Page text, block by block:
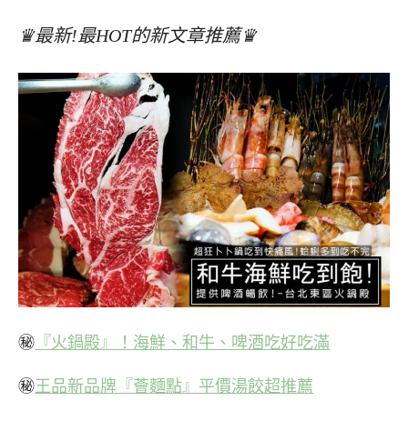
♛最新!最HOT的新文章推薦♛
㊙ 『火鍋殿』！海鮮、和牛、啤酒吃好吃滿
㊙王品新品牌『薈麵點』平價湯餃超推薦